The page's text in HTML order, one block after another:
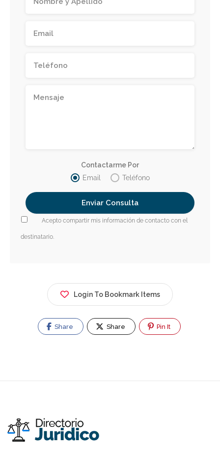
Contactarme Por
Email
Teléfono
Acepto compartir mis información de contacto con el
destinatario.
Login To Bookmark Items
Share Share Pin It